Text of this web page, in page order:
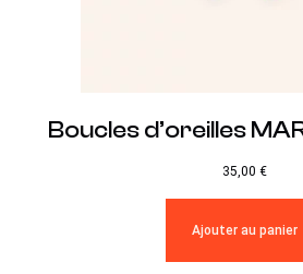
Boucles d’oreilles
35,00 €
Ajouter au panier